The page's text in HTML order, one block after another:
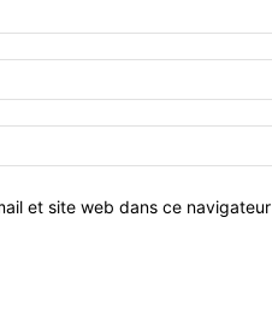
et site web dans ce